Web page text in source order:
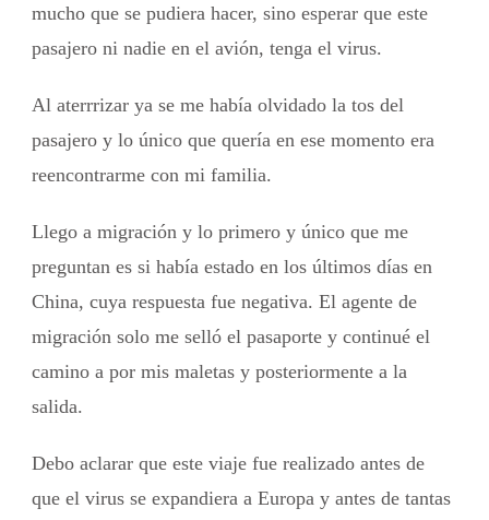
mucho que se pudiera hacer, sino esperar que este
pasajero ni nadie en el avión, tenga el virus.
Al aterrrizar ya se me había olvidado la tos del
pasajero y lo único que quería en ese momento era
reencontrarme con mi familia.
Llego a migración y lo primero y único que me
preguntan es si había estado en los últimos días en
China, cuya respuesta fue negativa. El agente de
migración solo me selló el pasaporte y continué el
camino a por mis maletas y posteriormente a la
salida.
Debo aclarar que este viaje fue realizado antes de
que el virus se expandiera a Europa y antes de tantas